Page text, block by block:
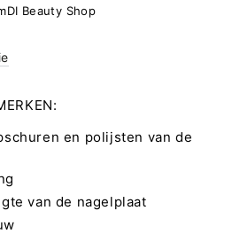
Beauty Shop
en polijsten van de
van de nagelplaat